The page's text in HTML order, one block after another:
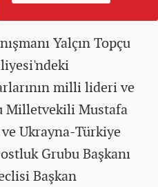
Yalçın Topçu
milli lideri ve
Milletvekili Mustafa
Ukrayna-Türkiye
Grubu Başkanı
Başkan